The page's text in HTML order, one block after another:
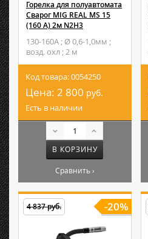
Горелка для полуавтомата
Сварог MIG REAL MS 15
(160 А) 2м N2H3
130-160А ; Ø 0,6-1,0мм ;
возд. охл ; 2 м
Код товара: 0054250
Цена: 2 800 руб.
Есть в наличии
В КОРЗИНУ
Сравнить ›
-20%
4 837 руб.